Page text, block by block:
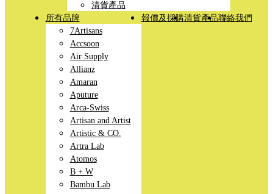
清貨產品
所有品牌
7Artisans
Accsoon
Air Supply
Allianz
Amaran
Aputure
Arca-Swiss
Artisan and Artist
Artistic & CO.
Artra Lab
Atomos
B + W
Bambu Lab
報價及採購清貨產品聯絡我們